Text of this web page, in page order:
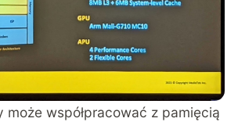
może współpracować z pamięcią